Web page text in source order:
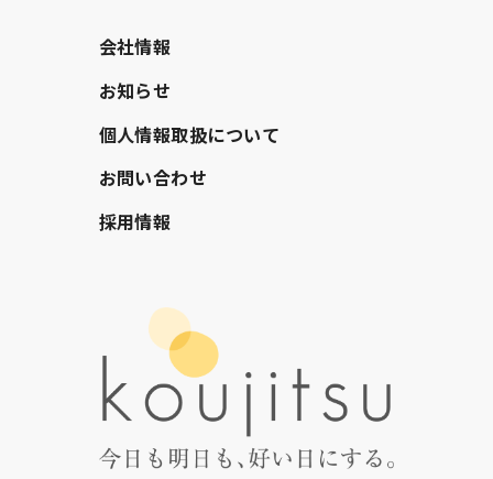
会社情報
お知らせ
個人情報取扱について
お問い合わせ
採用情報